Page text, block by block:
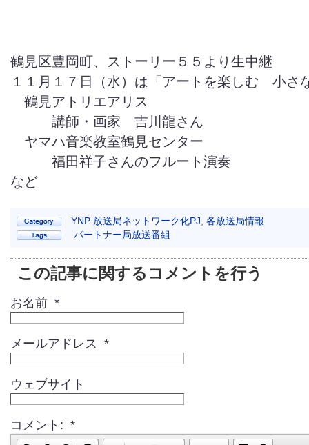
鶴見区豊岡町、ストーリー５５より生中継
１１月１７日（水）は「アートを楽しむ 小さ
鶴見アトリエアリス
講師・画家 吉川龍さん
ヤマハ音楽教室鶴見センター
福田祥子さんのフルート演奏
など
YNP 放送局ネットワーク化PJ 各放送局情報
パートナー局放送番組
この記事に関するコメントを行う
お名前 *
メールアドレス *
ウェブサイト
コメント: *